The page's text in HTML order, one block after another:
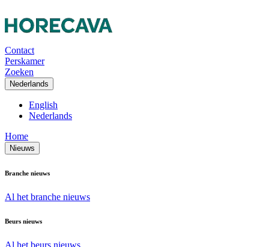
Contact
Perskamer
Zoeken
Nederlands
English
Nederlands
Home
Nieuws
Branche nieuws
Al het branche nieuws
Beurs nieuws
Al het beurs nieuws